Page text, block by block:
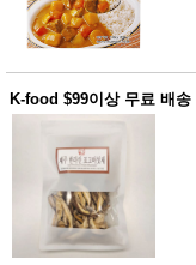
K-food $99이상 무료 배송